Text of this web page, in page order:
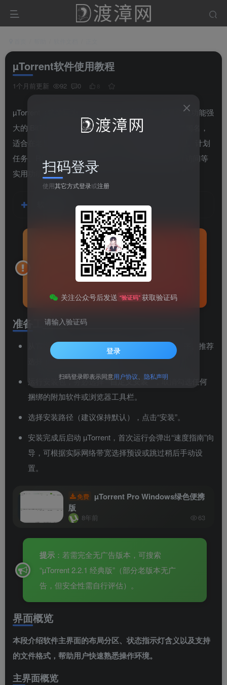
µTorrent软件使用教程
1个月前更新 92 0
µTorrent（常简写为 uTorrent）是一款老牌、轻量级且功能强
大的 BitTorrent 客户端。它以对系统资源占用极小而闻名，
适合在老旧或低配置电脑上运行，同时提供带宽管理、计划
任务、RSS 自动订阅、嵌入式 Tracker 及远程 Web 访问等
实用功能。
：µTorrent 提供免费版（内含广
告，可在设置中关闭）和付费的 Pro 版（去
广告、内置转码等）。普通用户免费版已完
准备工作
从官方网站（ www.utorrent.com
）下载安装程序。推荐
µTorrent Classic版本。
运行安装包，务必选择“自定义安装”，取消勾选任何
捆绑的附加软件或浏览器工具栏。
选择安装路径（建议保持默认），点击“安装”。
安装完成后启动 µTorrent，首次运行会弹出“速度指南”向
导，可根据实际网络带宽选择预设或跳过稍后手动设
置。
免费
µTorrent Pro Windows绿色便携
版
8年前 63
提示 ：若需完全无广告版本，可搜索
“µTorrent 2.2.1 经典版”（部分老版本无广
告，但安全性需自行评估）。
界面概览
本段介绍软件主界面的布局分区、状态指示灯含义以及支持
的文件格式，帮助用户快速熟悉操作环境。
主界面概览
扫码登录
使用其它方式登录或注册
关注公众号后发送 “验证码” 获取验证码
请输入验证码
登录
扫码登录即表示同意用户协议 隐私声明